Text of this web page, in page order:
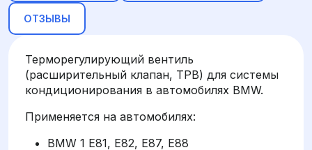
ОТЗЫВЫ
Терморегулирующий вентиль
(расширительный клапан, ТРВ) для системы
кондиционирования в автомобилях BMW.
Применяется на автомобилях:
BMW 1 E81, E82, E87, E88